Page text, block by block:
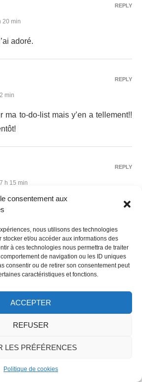
consentement aux
nous utilisons des technologies
et/ou accéder aux informations des
à ces technologies nous permettra de traiter
de navigation ou les ID uniques
consentir ou de retirer son consentement peut
caractéristiques et fonctions.
ACCEPTER
REFUSER
LES PRÉFÉRENCES
Politique de cookies
20 min
adoré.
REPLY
min
ma to-do-list mais y’en a tellement!!
REPLY
h 15 min
je connais aussi ! Oui allez-y,
REPLY
min
jamais allée en Thailande, j’avais
C’est sublime !
REPLY